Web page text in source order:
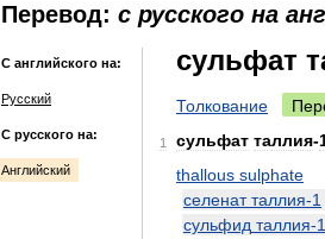
Перевод: с русского на
С английского на:
Русский
С русского на:
Английский
сульфат
Толкование
1 сульфат таллия-
thallous sulphate
селенат таллия-1
сульфид таллия-1